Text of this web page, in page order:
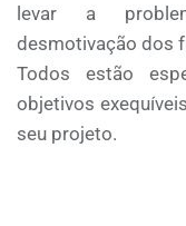
levar a
desmotivação dos
Todos estão
objetivos
seu projeto.